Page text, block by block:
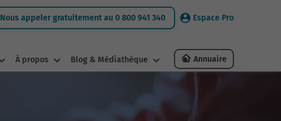
Nous appeler gratuitement au 0 800 941 340 Espace Pro
À propos Blog & Médiathèque Annuaire